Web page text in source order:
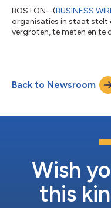
BOSTON--(BUSINESS
organisaties in staat stelt
vergroten, te meten en te
gebruiken om naar
springen, waaronder
Het Immersive Labs Par...
Back to Newsroom
Wish
this